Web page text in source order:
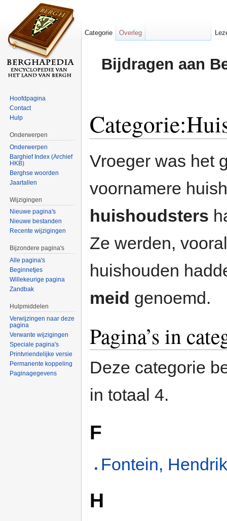
Bijdragen aan
Vroeger was het
voornamere
huishoudsters
Ze werden,
huishouden
meid genoemd.
Pagina’s in
Deze categorie
in totaal 4.
F
Fontein,
H
Categorie Overleg
Hoofdpagina
Contact
Hulp
Onderwerpen
Onderwerpen
Barghief Index (Archief
HKB)
Berghse woorden
Jaartallen
Wijzigingen
Nieuwe pagina's
Nieuwe bestanden
Recente wijzigingen
Bijzondere pagina's
Alle pagina's
Beginnetjes
Willekeurige pagina
Zandbak
Hulpmiddelen
Verwijzingen naar deze
pagina
Verwante wijzigingen
Speciale pagina's
Printvriendelijke versie
Permanente koppeling
Paginagegevens